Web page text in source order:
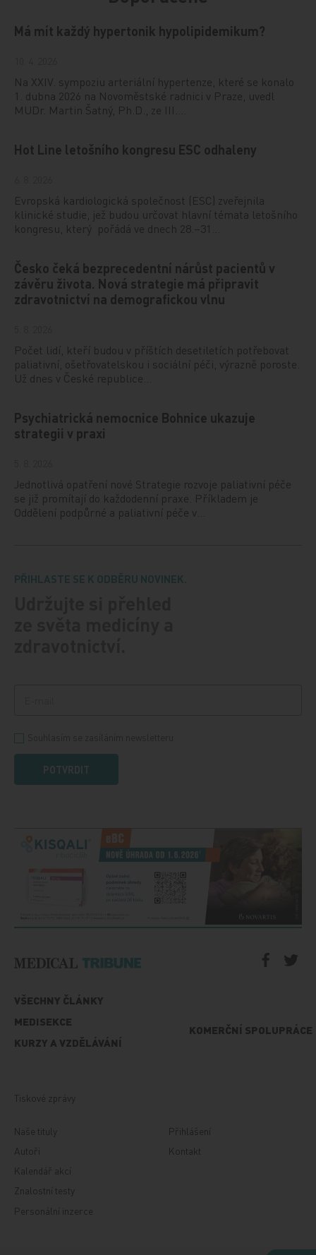
Má mít každý hypertonik hypolipidemikum?
Na XXIV. sympoziu arteriální hypertenze, které se konalo
1. dubna 2026 na Novoměstské radnici v Praze, uvedl
MUDr. Martin Šatný, Ph.D., ze III.…
Hot Line letošního kongresu ESC odhaleny
Evropská kardiologická společnost (ESC) zveřejnila
klinické studie, jež budou určovat hlavní témata letošního
kongresu, který pořádá ve dnech 28.–31…
Česko čeká bezprecedentní nárůst pacientů v
závěru života. Nová strategie má připravit
zdravotnictví na demografickou vlnu
Počet lidí, kteří budou v příštích desetiletích potřebovat
paliativní, ošetřovatelskou i sociální péči, výrazně poroste.
Už dnes v České republice…
Psychiatrická nemocnice Bohnice ukazuje
strategii v praxi
Jednotlivá opatření nové Strategie rozvoje paliativní péče
se již promítají do každodenní praxe. Příkladem je
Oddělení podpůrné a paliativní péče v…
PŘIHLASTE SE K ODBĚRU NOVINEK.
POTVRDIT
VŠECHNY ČLÁNKY
MEDISEKCE
KURZY A VZDĚLÁVÁNÍ
KOMERČNÍ SPOLUPRÁCE
Tiskové zprávy
Naše tituly
Autoři
Kalendář akcí
Znalostní testy
Personální inzerce
Přihlášení
Kontakt